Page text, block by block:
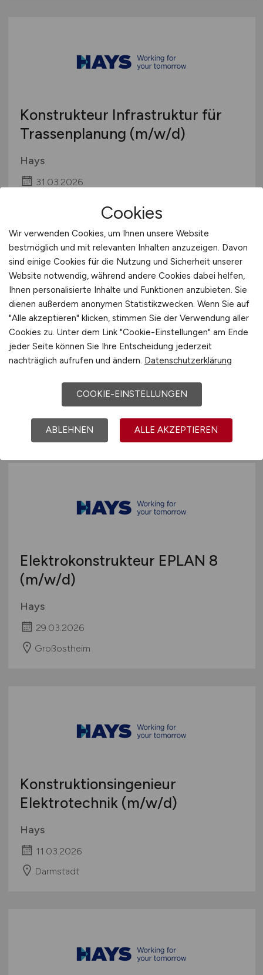
Konstrukteur Infrastruktur für
Trassenplanung (m/w/d)
Hays
31.03.2026
Elektriker/ Mechatroniker
(m/w/d)
29.03.2026
Frankfurt
Elektrokonstrukteur EPLAN 8
(m/w/d)
Hays
29.03.2026
Großostheim
Konstruktionsingenieur
Elektrotechnik (m/w/d)
Hays
11.03.2026
Darmstadt
Cookies
Wir verwenden Cookies, um Ihnen unsere Website
bestmöglich und mit relevanten Inhalten anzuzeigen. Davon
sind einige Cookies für die Nutzung und Sicherheit unserer
Website notwendig, während andere Cookies dabei helfen,
Ihnen personalisierte Inhalte und Funktionen anzubieten. Sie
dienen außerdem anonymen Statistikzwecken. Wenn Sie auf
"Alle akzeptieren" klicken, stimmen Sie der Verwendung aller
Cookies zu. Unter dem Link "Cookie-Einstellungen" am Ende
jeder Seite können Sie Ihre Entscheidung jederzeit
nachträglich aufrufen und ändern. Datenschutzerklärung
COOKIE-EINSTELLUNGEN
ABLEHNEN ALLE AKZEPTIEREN